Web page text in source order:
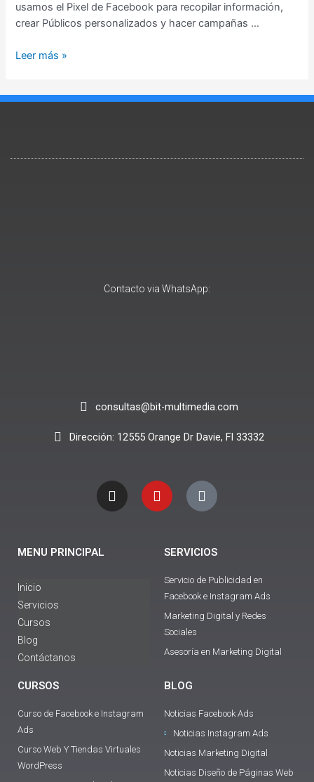
usamos el Pixel de Facebook para recopilar información,
crear Públicos personalizados y hacer campañas …
Leer más »
Contacto via WhatsApp:
consultas@bit-multimedia.com
Dirección: 12555 Orange Dr Davie, Fl 33332
n
s
t
o
u
t
e
i
k
t
MENU PRINCIPAL
Inicio
Servicios
Cursos
Blog
Contáctanos
SERVICIOS
Servicio de Publicidad en
Facebook e Instagram Ads
Marketing Digital y Redes
Sociales
Asesoría en Marketing Digital
CURSOS
Curso de Facebook e Instagram
Ads
Curso Web Y Tiendas Virtuales
WordPress
BLOG
Noticias Facebook Ads
Noticias Instagram Ads
Noticias Marketing Digital
Noticias Diseño de Páginas Web